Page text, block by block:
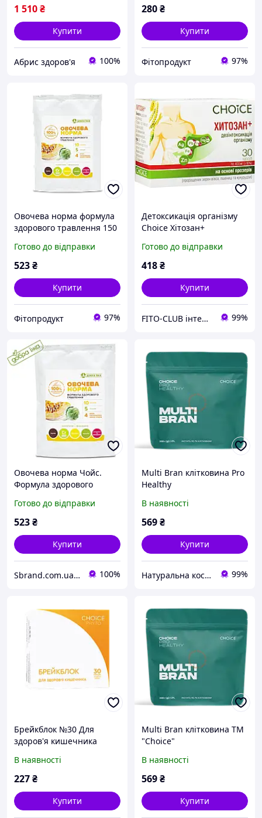
1 510₴
Купити
Абрис здоров'я 100%
280₴
Купити
Фітопродукт 97%
Овочева норма формула
здорового травлення 150
Готово до відправки
523₴
Купити
Фітопродукт 97%
Детоксикація організму
Choice Хітозан+
кіготь (Ункарія томентоза
Готово до відправки
418₴
Купити
FITO-CLUB інтернет-магазин 99%
Овочева норма Чойс.
Формула здорового
Choice 150г
Готово до відправки
523₴
Купити
Sbrand.com.ua - крамниця для професійних брендів 100%
Multi Bran клітковина Pro
Healthy
В наявності
569₴
Купити
Натуральна косметика і товари для здоров'я. "Barbara" 99%
Брейкблок №30 Для
здоров'я кишечника
В наявності
227₴
Купити
Multi Bran клітковина ТМ
"Choice"
В наявності
569₴
Купити